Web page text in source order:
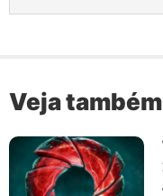
Veja